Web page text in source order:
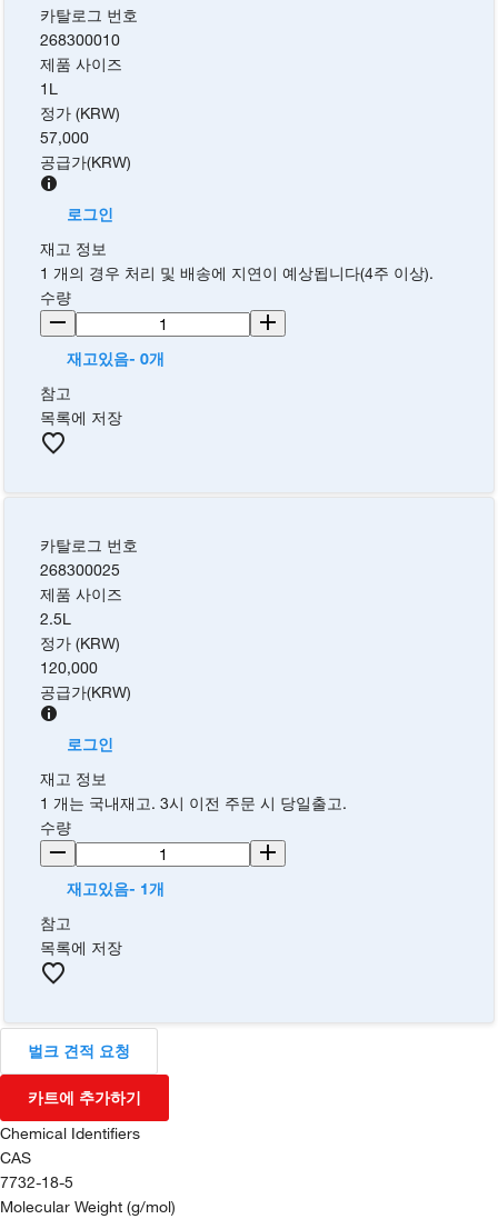
카탈로그 번호
268300010
제품 사이즈
1L
정가 (KRW)
57,000
공급가(KRW)
로그인
재고 정보
1 개의 경우 처리 및 배송에 지연이 예상됩니다(4주 이상).
수량
재고있음- 0개
참고
목록에 저장
카탈로그 번호
268300025
제품 사이즈
2.5L
정가 (KRW)
120,000
공급가(KRW)
로그인
재고 정보
1 개는 국내재고. 3시 이전 주문 시 당일출고.
수량
재고있음- 1개
참고
목록에 저장
벌크 견적 요청
카트에 추가하기
Chemical Identifiers
CAS
7732-18-5
Molecular Weight (g/mol)